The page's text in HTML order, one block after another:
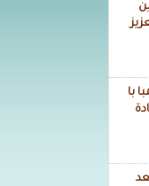
33% وتعزيز
با